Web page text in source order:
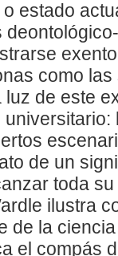
estado
como
luz de este
de un
toda
ilustra
de la
el compás